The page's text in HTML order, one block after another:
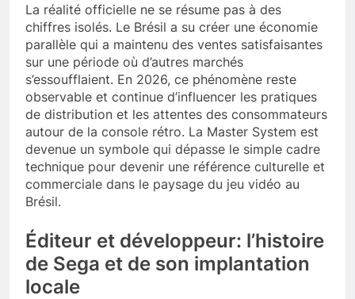
La réalité officielle ne se résume pas à des
chiffres isolés. Le Brésil a su créer une économie
parallèle qui a maintenu des ventes satisfaisantes
sur une période où d’autres marchés
s’essoufflaient. En 2026, ce phénomène reste
observable et continue d’influencer les pratiques
de distribution et les attentes des consommateurs
autour de la console rétro. La Master System est
devenue un symbole qui dépasse le simple cadre
technique pour devenir une référence culturelle et
commerciale dans le paysage du jeu vidéo au
Brésil.
Éditeur et développeur: l’histoire
de Sega et de son implantation
locale